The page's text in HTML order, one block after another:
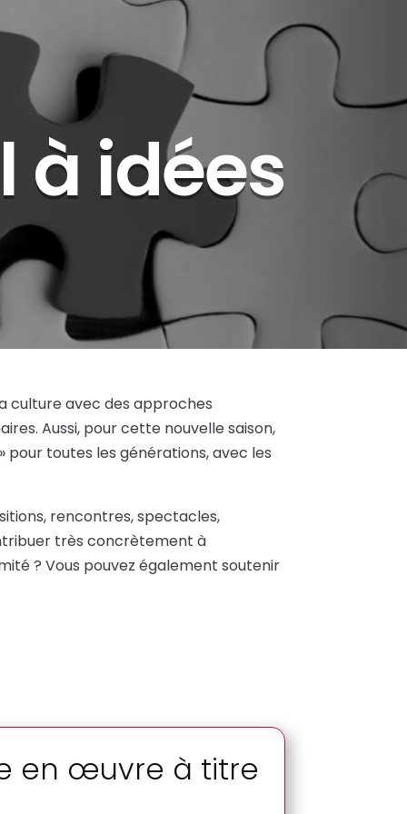
à idées
culture avec des approches
Aussi, pour cette nouvelle saison,
toutes les générations, avec les
rencontres, spectacles,
très concrètement à
? Vous pouvez également soutenir
en œuvre à titre